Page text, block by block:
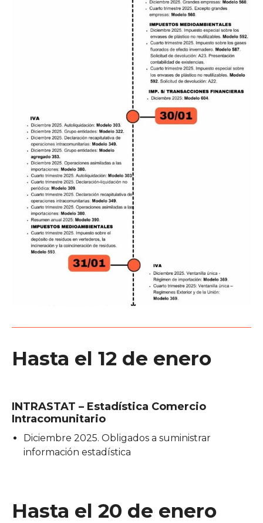
Hasta el 12 de enero
INTRASTAT – Estadística Comercio
Intracomunitario
Diciembre 2025. Obligados a suministrar
información estadística
Hasta el 20 de enero